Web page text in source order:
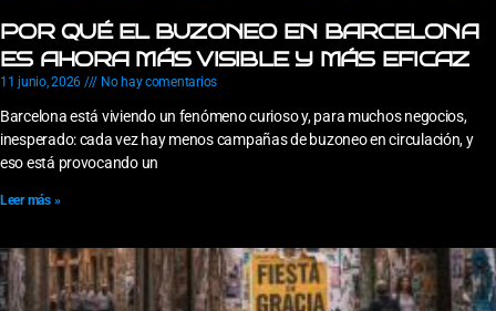
POR QUÉ EL BUZONEO EN BARCELONA
ES AHORA MÁS VISIBLE Y MÁS EFICAZ
11 junio, 2026 No hay comentarios
Barcelona está viviendo un fenómeno curioso y, para muchos negocios,
inesperado: cada vez hay menos campañas de buzoneo en circulación, y
eso está provocando un
Leer más »